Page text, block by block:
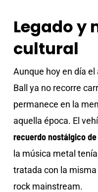
Legado y
cultural
Aunque hoy en día
Ball ya no recorre
permanece en la
aquella época. El
recuerdo nostálgico de
la música metal
tratada con la misma
rock mainstream.